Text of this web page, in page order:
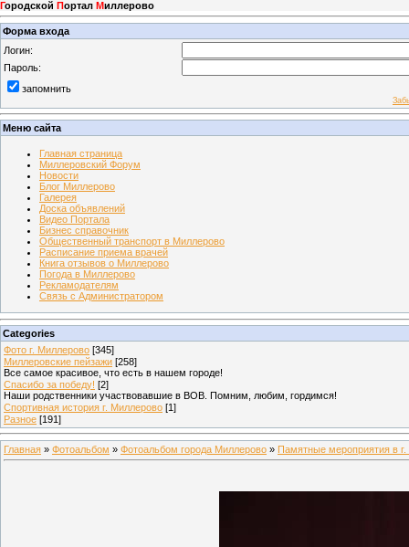
Городской Портал Миллерово
Форма входа
Логин:
Пароль:
запомнить
Меню сайта
Главная страница
Миллеровский Форум
Новости
Блог Миллерово
Галерея
Доска объявлений
Видео Портала
Бизнес справочник
Общественный транспорт в Миллерово
Расписание приема врачей
Книга отзывов о Миллерово
Погода в Миллерово
Рекламодателям
Связь с Администратором
Categories
Фото г. Миллерово [345]
Миллеровские пейзажи [258]
Все самое красивое, что есть в нашем городе!
Спасибо за победу! [2]
Наши родственники участвовавшие в ВОВ. Помним, любим, гордимся!
Спортивная история г. Миллерово [1]
Разное [191]
Главная » Фотоальбом » Фотоальбом города Миллерово » Памятные мероприятия в